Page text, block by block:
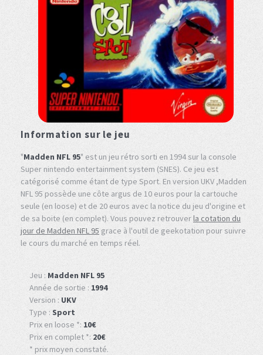
Information sur le jeu
"Madden NFL 95" est un jeu rétro sorti en 1994 sur la console
Super nintendo entertainment system (SNES). Ce jeu est
catégorisé comme étant de type Sport. En version UKV ,Madden
NFL 95 possède une côte argus de 10 euros pour la cartouche
seule (en loose) et de 20 euros avec la notice du jeu d'origine et
de sa boite (en complet). Vous pouvez retrouverla cotation du
jour de Madden NFL 95 grace à l'outil de geekotation pour suivre
le cours du marché en temps réel.
Jeu : Madden NFL 95
Année de sortie : 1994
Version : UKV
Type : Sport
Prix en loose *: 10€
Prix en complet *: 20€
* prix moyen constaté.